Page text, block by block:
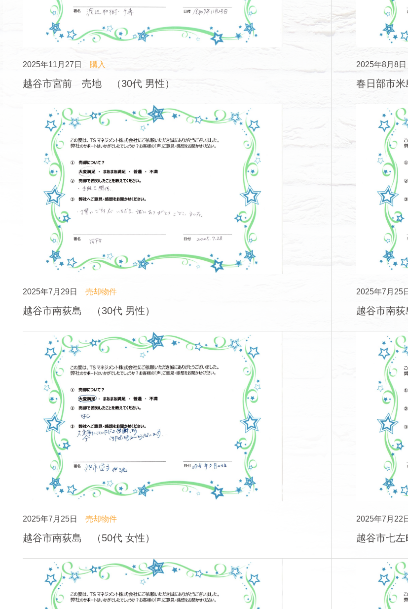
2025年11月27日 購入
越谷市宮前 売地 （30代 男性）
2025年8月8
春日部市
2025年7月29日 売却物件
越谷市南荻島 （30代 男性）
2025年7月25
越谷市南
2025年7月25日 売却物件
越谷市南荻島 （50代 女性）
2025年7月22
越谷市七